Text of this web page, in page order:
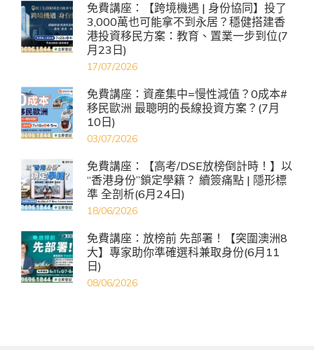
免費講座：【跨境機遇 | 身份協同】投了
3,000萬也可能拿不到永居？穩健搭建香
港投資移民方案：教育、置業一步到位(7
月23日)
17/07/2026
免費講座：資產集中=慢性減值？0成本#
移民歐洲 最聰明的長線投資方案？(7月
10日)
03/07/2026
免費講座：【高考/DSE放榜倒計時！】以
“香港身份”鎖定學籍？ 續簽痛點 | 隱形標
準 全剖析(6月24日)
18/06/2026
免費講座：放榜前 先部署！【突圍澳洲8
大】專家助你準確選科兼取身份(6月11
日)
08/06/2026